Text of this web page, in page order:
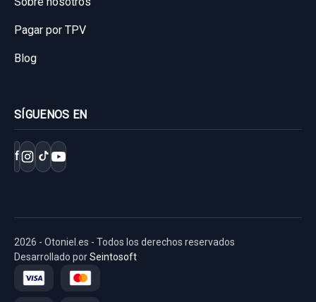
MANDO MULTIFUNCION
Garantía 1 año
Pagar por TPV
Blog
SÍGUENOS EN
f
2026 - Otoniel.es - Todos los derechos reservados
Desarrollado porSeintosoft